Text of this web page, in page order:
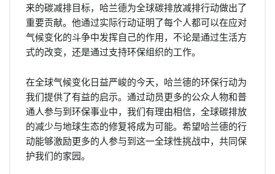
来的碳减排目标，哈兰德为全球碳排放减排行动做出了
重要贡献。他通过实际行动证明了每个人都可以在应对
气候变化的斗争中发挥自己的作用，不论是通过生活方
式的改变，还是通过支持环保组织的工作。
在全球气候变化日益严峻的今天，哈兰德的环保行动为
我们提供了有益的启示。通过动员更多的公众人物和普
通人参与到环保事业中，我们有理由相信，全球碳排放
的减少与地球生态的修复将成为可能。希望哈兰德的行
动能够激励更多的人参与到这一全球性挑战中，共同保
护我们的家园。